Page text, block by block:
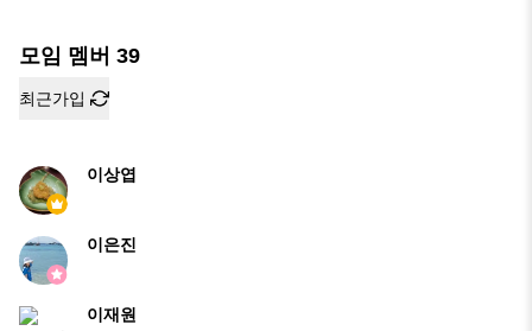
모임 멤버 39
최근가입
이상엽
이은진
이재원